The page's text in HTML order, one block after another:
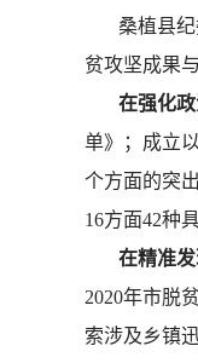
桑植县纪
贫攻坚成果
在强化政
单》；成立
个方面的突
16方面42种
在精准发
2020年市脱
索涉及乡镇